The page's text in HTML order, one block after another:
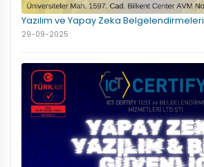
Yazılım ve Yapay Zeka Belgelendirmeleri
29-09-2025